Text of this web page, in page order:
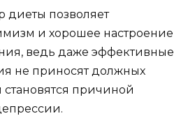
диеты позволяет
и хорошее настроение
ведь даже эффективные
не приносят должных
становятся причиной